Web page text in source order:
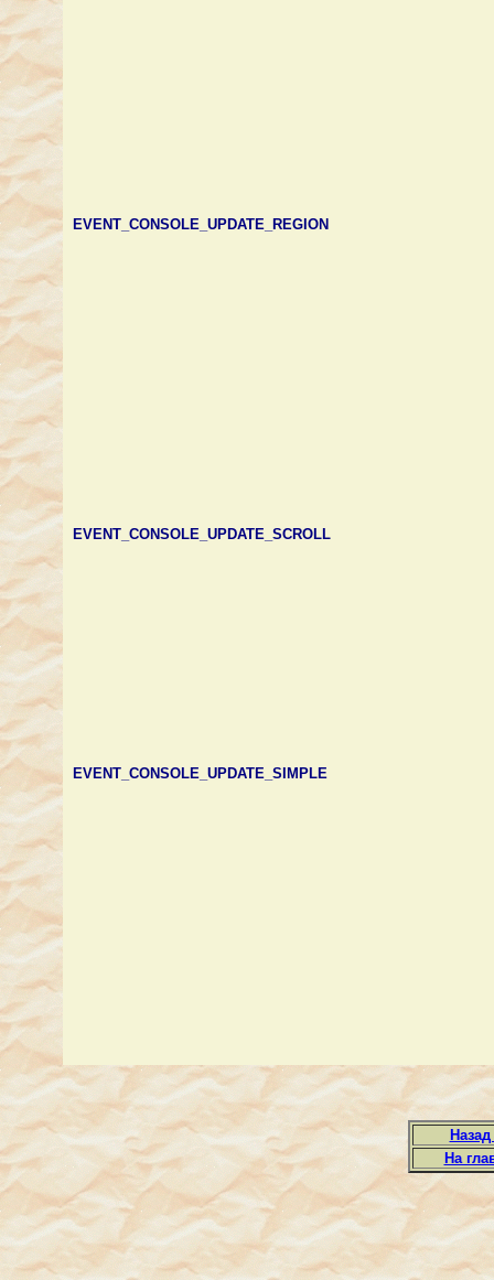
EVENT_CONSOLE_UPDATE_REGION
EVENT_CONSOLE_UPDATE_SCROLL
EVENT_CONSOLE_UPDATE_SIMPLE
На